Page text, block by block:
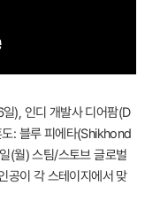
), 인디 개발사 디어팜(D
: 블루 피에타(Shikhond
(월) 스팀/스토브 글로벌
공이 각 스테이지에서 맞